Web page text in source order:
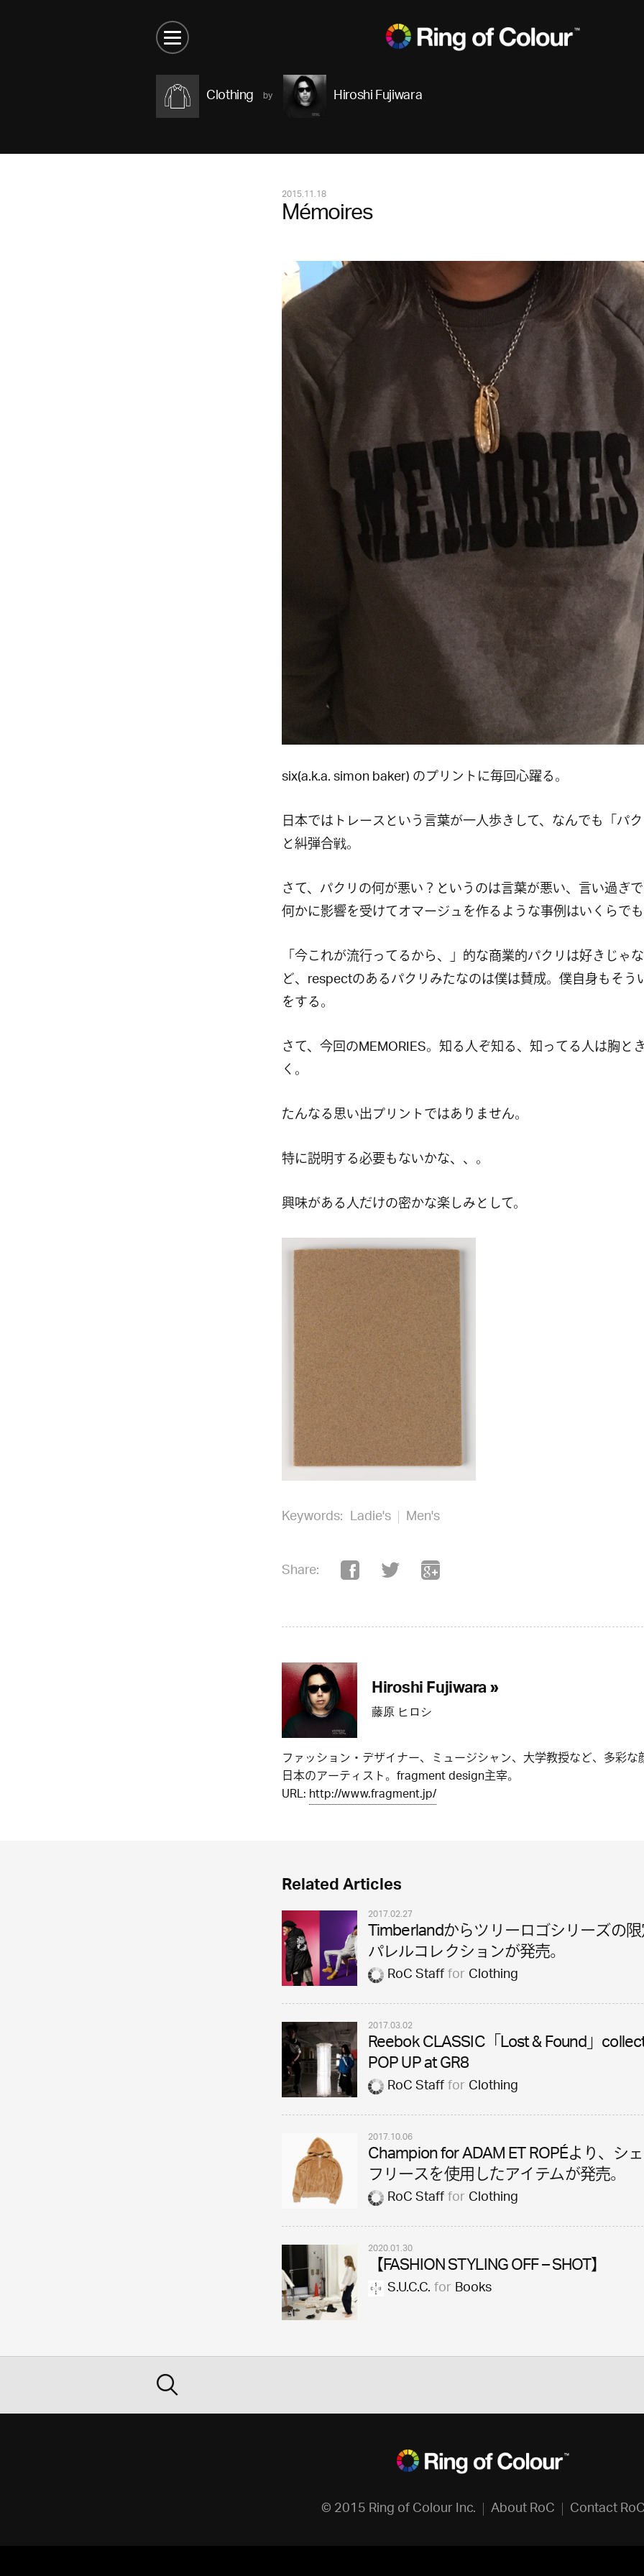
Clothing Hiroshi Fujiwara
2015.11.18
Mémoires
six(a.k.a. simon baker) のプリントに毎回心躍る。
日本ではトレースという言葉が一人歩きして、なんでも「パ
と糾弾合戦。
さて、パクリの何が悪い？というのは言葉が悪い、言い過ぎ
何かに影響を受けてオマージュを作るような事例はいくらで
「今これが流行ってるから、」的な商業的パクリは好きじゃ
ど、respectのあるパクリみたなのは僕は賛成。僕自身もそう
をする。
さて、今回のMEMORIES。知る人ぞ知る、知ってる人は胸と
く。
たんなる思い出プリントではありません。
特に説明する必要もないかな、、。
興味がある人だけの密かな楽しみとして。
Keywords: Ladie's Men's
Share:
Hiroshi Fujiwara »
藤原 ヒロシ
ファッション・デザイナー、ミュージシャン、大学教授など、多彩な
日本のアーティスト。fragment design主宰。
URL:http://www.fragment.jp/
Related Articles
2017.02.27
Timberlandからツリーロゴシリーズの
パレルコレクションが発売。
RoC StaffforClothing
2017.03.02
Reebok CLASSIC「Lost & Found」
POP UP at GR8
RoC StaffforClothing
2017.10.06
Champion for ADAM ET ROPÉより、シ
フリースを使用したアイテムが発売。
RoC StaffforClothing
2020.01.30
【FASHION STYLING OFF – SHOT】
S.U.C.C.forBooks
© 2015 Ring of Colour Inc. About RoC Contact